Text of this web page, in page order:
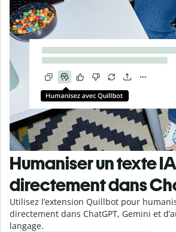
Humaniser un texte IA
directement dans
Utilisez l’extension Quillbot pour
directement dans ChatGPT, Gemini et
langage.